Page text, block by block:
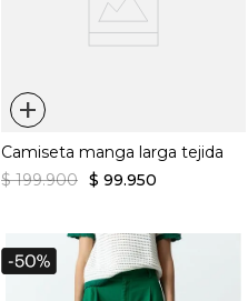
+
Camiseta manga larga tejida
$ 199.900 $ 99.950